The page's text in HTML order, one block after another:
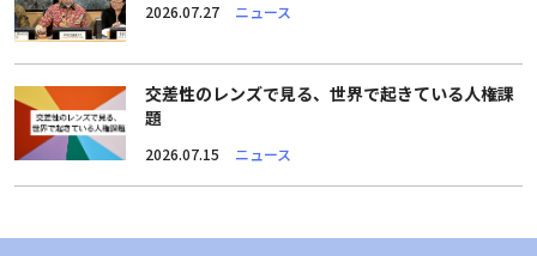
2026.07.27 ニュース
交差性のレンズで見る、世界で起きている人権課
題
2026.07.15 ニュース